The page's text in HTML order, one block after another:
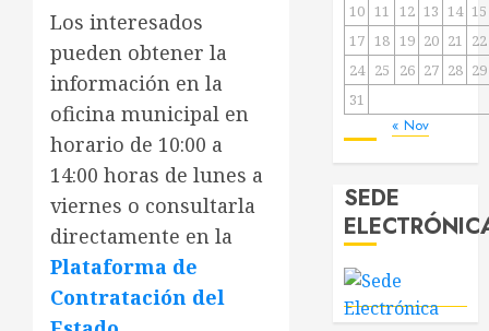
Los interesados
pueden obtener la
información en la
oficina municipal en
horario de 10:00 a
14:00 horas de lunes a
viernes o consultarla
directamente en la
Plataforma de
Contratación del
10 11 12 13 14 15
17 18 19 20 21 22
24 25 26 27 28 29
31
« Nov
SEDE